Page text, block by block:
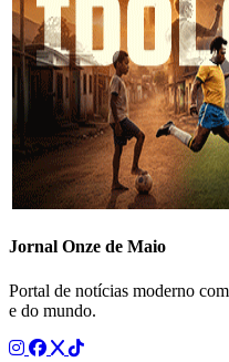
Jornal Onze de Maio
Portal de notícias moderno
e do mundo.